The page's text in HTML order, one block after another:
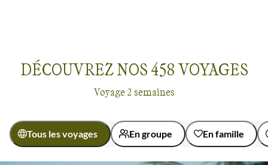
Voyage 2 semaines
Nos voyages, conçus pour les passionnés de nature et
d'aventure offrent un dépaysement total mais également une
approche éco-responsable.
DÉCOUVREZ NOS 458VOYAGES
Voyage 2 semaines
Tous les voyages En groupe En famille